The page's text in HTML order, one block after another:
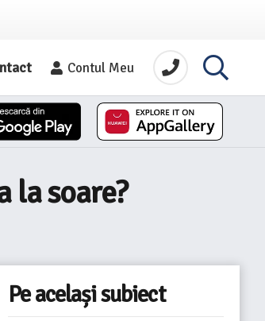
Contul Meu
la soare?
Pe același subiect